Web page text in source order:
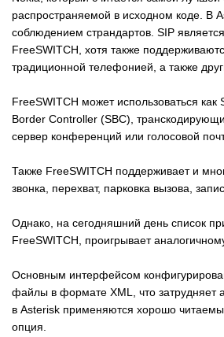
распространяемой в исходном коде. В
соблюдением страндартов. SIP
FreeSWITCH, хотя также
традиционной телефонией, а также
FreeSWITCH может использоваться как
Border Controller (SBC),
сервер конференций или голосовой
Также FreeSWITCH поддерживает и
звонка, перехват, парковка вызова,
Однако, на сегодняшний день список
FreeSWITCH, проигрывает
Основным интерфейсом
файлы в формате XML, что затрудняет
в Asterisk применяются хорошо
опция.